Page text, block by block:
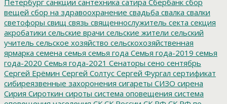
вещей сбор на здравоохранение свадьба свалка свалки
светофоры свищ связь священнослужитель секта секция
акробатики сельские врачи сельские жители сельский
учитель сельское хозяйство сельскохозяйственная
ярмарка семена семья семья года Семья года-2019 семья
года-2020 Семья года-2021 Сенаторы сено сентябрь
Сергей Ерёмин Сергей Солтус Сергей Фургал сертификат
сибиреязвенные захоронения сигареты СИЗО сирена
Сирия Сироткин сироты система оповещения система